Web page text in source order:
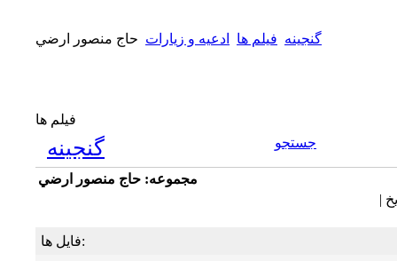
گنجینه فیلم ها ادعیه و زیارات حاج منصور ارضي
فیلم ها
گنجینه جستجو
مجموعه: حاج منصور ارضي
|
فایل ها: